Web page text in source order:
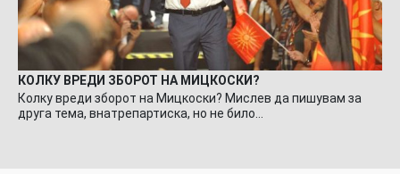
КОЛКУ ВРЕДИ ЗБОРОТ НА МИЦКОСКИ?
Колку вреди зборот на Мицкоски? Мислев да пишувам за
друга тема, внатрепартиска, но не било…